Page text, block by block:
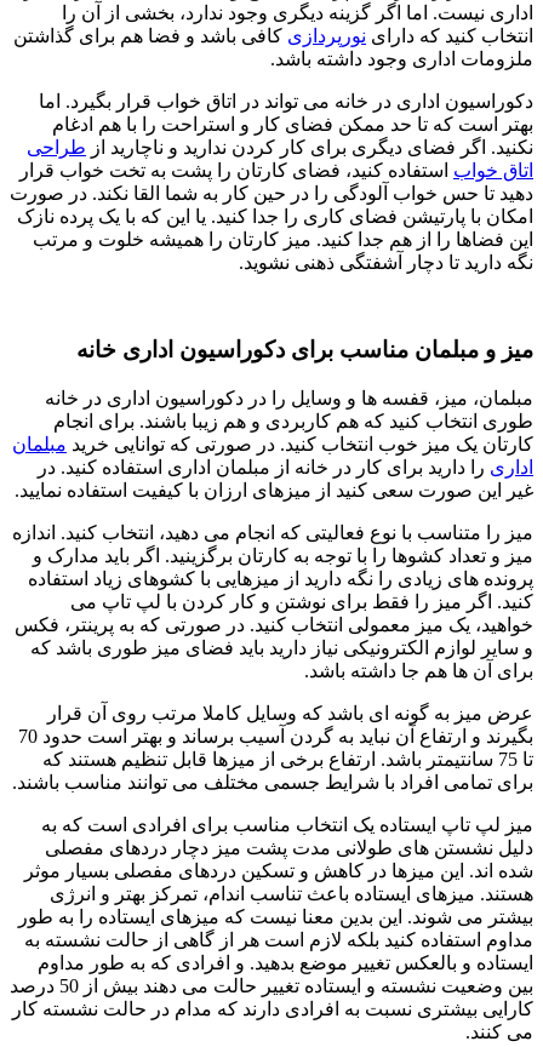
اداری نیست. اما اگر گزینه دیگری وجود ندارد، بخشی از آن را
انتخاب کنید که دارای نورپردازی کافی باشد و فضا هم برای گذاشتن
ملزومات اداری وجود داشته باشد.
دکوراسیون اداری در خانه می تواند در اتاق خواب قرار بگیرد. اما
بهتر است که تا حد ممکن فضای کار و استراحت را با هم ادغام
نکنید. اگر فضای دیگری برای کار کردن ندارید و ناچارید از طراحی
اتاق خواب استفاده کنید، فضای کارتان را پشت به تخت خواب قرار
دهید تا حس خواب آلودگی را در حین کار به شما القا نکند. در صورت
امکان با پارتیشن فضای کاری را جدا کنید. یا این که با یک پرده نازک
این فضاها را از هم جدا کنید. میز کارتان را همیشه خلوت و مرتب
نگه دارید تا دچار آشفتگی ذهنی نشوید.
میز و مبلمان مناسب برای دکوراسیون اداری خانه
مبلمان، میز، قفسه ها و وسایل را در دکوراسیون اداری در خانه
طوری انتخاب کنید که هم کاربردی و هم زیبا باشند. برای انجام
کارتان یک میز خوب انتخاب کنید. در صورتی که توانایی خرید مبلمان
اداری را دارید برای کار در خانه از مبلمان اداری استفاده کنید. در
غیر این صورت سعی کنید از میزهای ارزان با کیفیت استفاده نمایید.
میز را متناسب با نوع فعالیتی که انجام می دهید، انتخاب کنید. اندازه
میز و تعداد کشوها را با توجه به کارتان برگزینید. اگر باید مدارک و
پرونده های زیادی را نگه دارید از میزهایی با کشوهای زیاد استفاده
کنید. اگر میز را فقط برای نوشتن و کار کردن با لپ تاپ می
خواهید، یک میز معمولی انتخاب کنید. در صورتی که به پرینتر، فکس
و سایر لوازم الکترونیکی نیاز دارید باید فضای میز طوری باشد که
برای آن ها هم جا داشته باشد.
عرض میز به گونه ای باشد که وسایل کاملا مرتب روی آن قرار
بگیرند و ارتفاع آن نباید به گردن آسیب برساند و بهتر است حدود 70
تا 75 سانتیمتر باشد. ارتفاع برخی از میزها قابل تنظیم هستند که
برای تمامی افراد با شرایط جسمی مختلف می توانند مناسب باشند.
میز لپ تاپ ایستاده یک انتخاب مناسب برای افرادی است که به
دلیل نشستن های طولانی مدت پشت میز دچار دردهای مفصلی
شده اند. این میزها در کاهش و تسکین دردهای مفصلی بسیار موثر
هستند. میزهای ایستاده باعث تناسب اندام، تمرکز بهتر و انرژی
بیشتر می شوند. این بدین معنا نیست که میزهای ایستاده را به طور
مداوم استفاده کنید بلکه لازم است هر از گاهی از حالت نشسته به
ایستاده و بالعکس تغییر موضع بدهید. و افرادی که به طور مداوم
بین وضعیت نشسته و ایستاده تغییر حالت می دهند بیش از 50 درصد
کارایی بیشتری نسبت به افرادی دارند که مدام در حالت نشسته کار
می کنند.